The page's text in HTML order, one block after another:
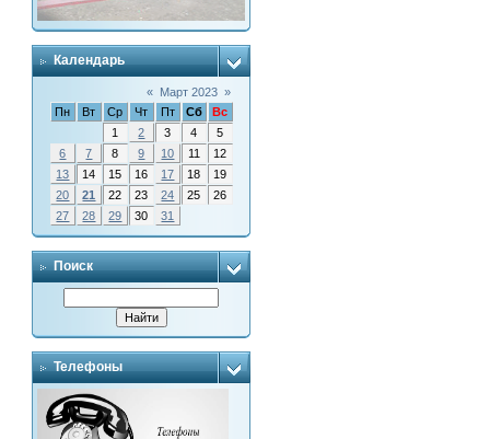
Календарь
« Март 2023 »
Пн
Вт Ср Чт Пт Сб
Вс
1
2 3 4
5
6
7 8 9 10 11
12
13
14 15 16 17 18
19
20
21 22 23 24 25
26
27
28 29 30 31
Поиск
Телефоны